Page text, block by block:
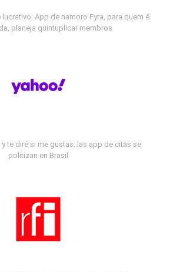
App de namoro Fyra, para quem é
planeja quintuplicar membros
te diré si me gustas: las app de citas se
politizan en Brasil